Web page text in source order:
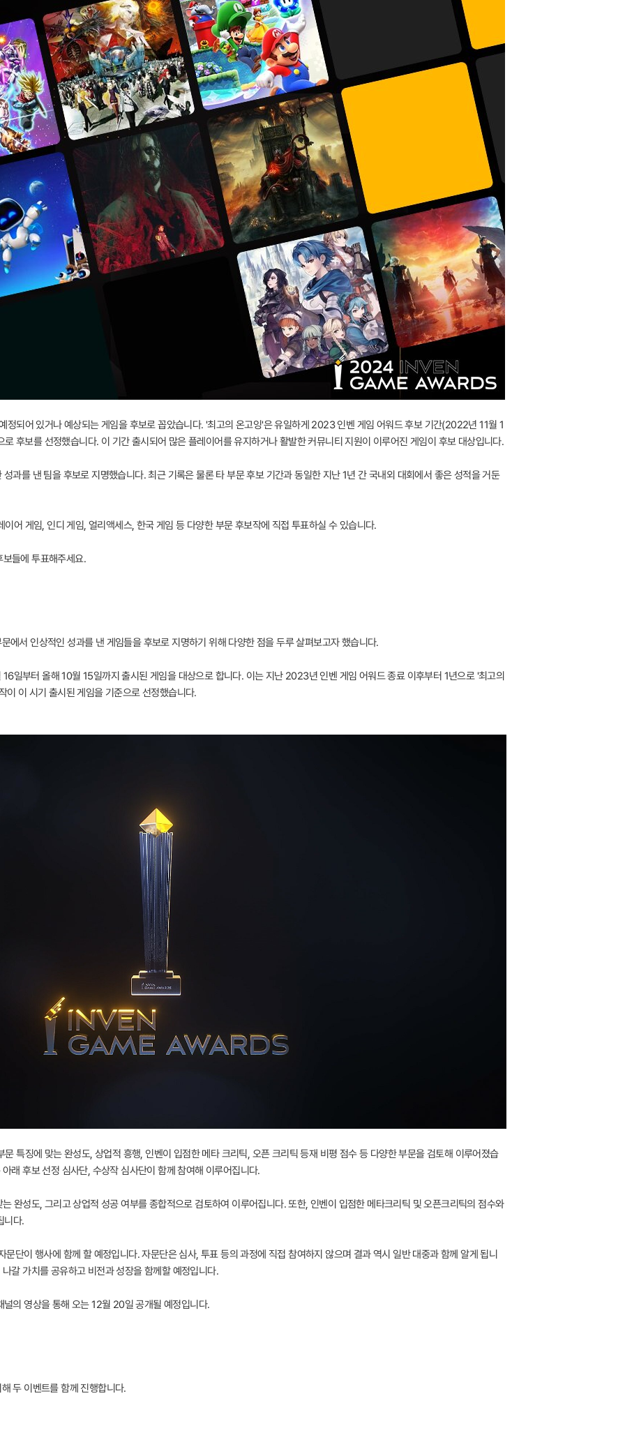
되어 있거나 예상되는 게임을 후보로 꼽았습니다. '최고의 온고잉'은 유일하게 2023 인벤 게임 어워드 후보 기간(2022년 11월 1
후보를 선정했습니다. 이 기간 출시되어 많은 플레이어를 유지하거나 활발한 커뮤니티 지원이 이루어진 게임이 후보 대상입니다.
과를 낸 팀을 후보로 지명했습니다. 최근 기록은 물론 타 부문 후보 기간과 동일한 지난 1년 간 국내외 대회에서 좋은 성적을 거둔
어 게임, 인디 게임, 얼리액세스, 한국 게임 등 다양한 부문 후보작에 직접 투표하실 수 있습니다.
들에 투표해주세요.
에서 인상적인 성과를 낸 게임들을 후보로 지명하기 위해 다양한 점을 두루 살펴보고자 했습니다.
일부터 올해 10월 15일까지 출시된 게임을 대상으로 합니다. 이는 지난 2023년 인벤 게임 어워드 종료 이후부터 1년으로 '최고의
이 이 시기 출시된 게임을 기준으로 선정했습니다.
특징에 맞는 완성도, 상업적 흥행, 인벤이 입점한 메타 크리틱, 오픈 크리틱 등재 비평 점수 등 다양한 부문을 검토해 이루어졌습
래 후보 선정 심사단, 수상작 심사단이 함께 참여해 이루어집니다.
완성도, 그리고 상업적 성공 여부를 종합적으로 검토하여 이루어집니다. 또한, 인벤이 입점한 메타크리틱 및 오픈크리틱의 점수와
니다.
단이 행사에 함께 할 예정입니다. 자문단은 심사, 투표 등의 과정에 직접 참여하지 않으며 결과 역시 일반 대중과 함께 알게 됩니
갈 가치를 공유하고 비전과 성장을 함께할 예정입니다.
의 영상을 통해 오는 12월 20일 공개될 예정입니다.
두 이벤트를 함께 진행합니다.